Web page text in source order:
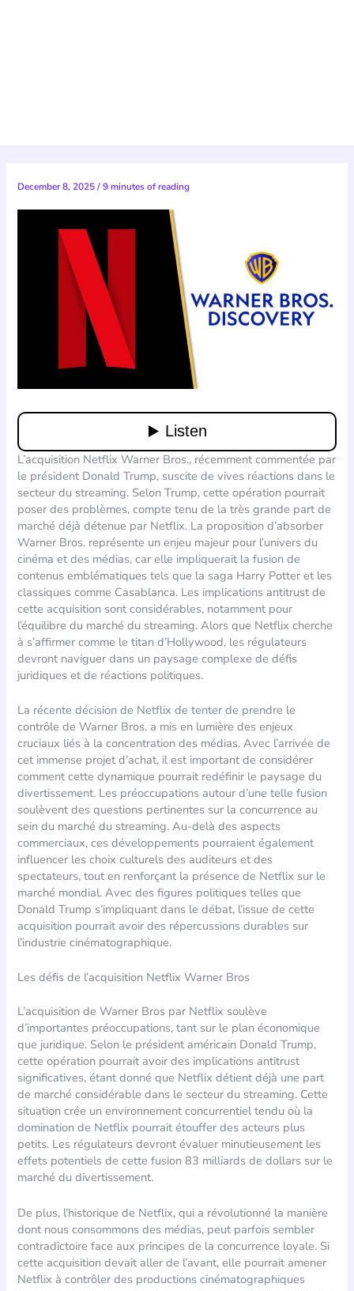
December 8, 2025/9 minutes of reading
L’acquisition Netflix Warner Bros., récemment commentée par
le président Donald Trump, suscite de vives réactions dans le
secteur du streaming. Selon Trump, cette opération pourrait
poser des problèmes, compte tenu de la très grande part de
marché déjà détenue par Netflix. La proposition d’absorber
Warner Bros. représente un enjeu majeur pour l’univers du
cinéma et des médias, car elle impliquerait la fusion de
contenus emblématiques tels que la saga Harry Potter et les
classiques comme Casablanca. Les implications antitrust de
cette acquisition sont considérables, notamment pour
l’équilibre du marché du streaming. Alors que Netflix cherche
à s’affirmer comme le titan d’Hollywood, les régulateurs
devront naviguer dans un paysage complexe de défis
juridiques et de réactions politiques.
La récente décision de Netflix de tenter de prendre le
contrôle de Warner Bros. a mis en lumière des enjeux
cruciaux liés à la concentration des médias. Avec l’arrivée de
cet immense projet d’achat, il est important de considérer
comment cette dynamique pourrait redéfinir le paysage du
divertissement. Les préoccupations autour d’une telle fusion
soulèvent des questions pertinentes sur la concurrence au
sein du marché du streaming. Au-delà des aspects
commerciaux, ces développements pourraient également
influencer les choix culturels des auditeurs et des
spectateurs, tout en renforçant la présence de Netflix sur le
marché mondial. Avec des figures politiques telles que
Donald Trump s’impliquant dans le débat, l’issue de cette
acquisition pourrait avoir des répercussions durables sur
l’industrie cinématographique.
Les défis de l’acquisition Netflix Warner Bros
L’acquisition de Warner Bros par Netflix soulève
d’importantes préoccupations, tant sur le plan économique
que juridique. Selon le président américain Donald Trump,
cette opération pourrait avoir des implications antitrust
significatives, étant donné que Netflix détient déjà une part
de marché considérable dans le secteur du streaming. Cette
situation crée un environnement concurrentiel tendu où la
domination de Netflix pourrait étouffer des acteurs plus
petits. Les régulateurs devront évaluer minutieusement les
effets potentiels de cette fusion 83 milliards de dollars sur le
marché du divertissement.
De plus, l’historique de Netflix, qui a révolutionné la manière
dont nous consommons des médias, peut parfois sembler
contradictoire face aux principes de la concurrence loyale. Si
cette acquisition devait aller de l’avant, elle pourrait amener
Netflix à contrôler des productions cinématographiques